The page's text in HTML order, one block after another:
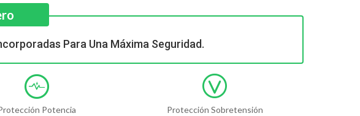
Para Una Máxima Seguridad.
Potencia Protección Sobretensión